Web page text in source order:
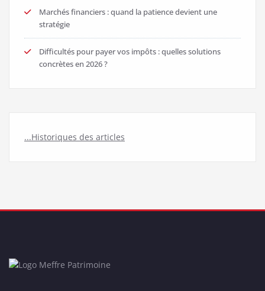
Marchés financiers : quand la patience devient une
stratégie
Difficultés pour payer vos impôts : quelles solutions
concrètes en 2026 ?
...Historiques des articles